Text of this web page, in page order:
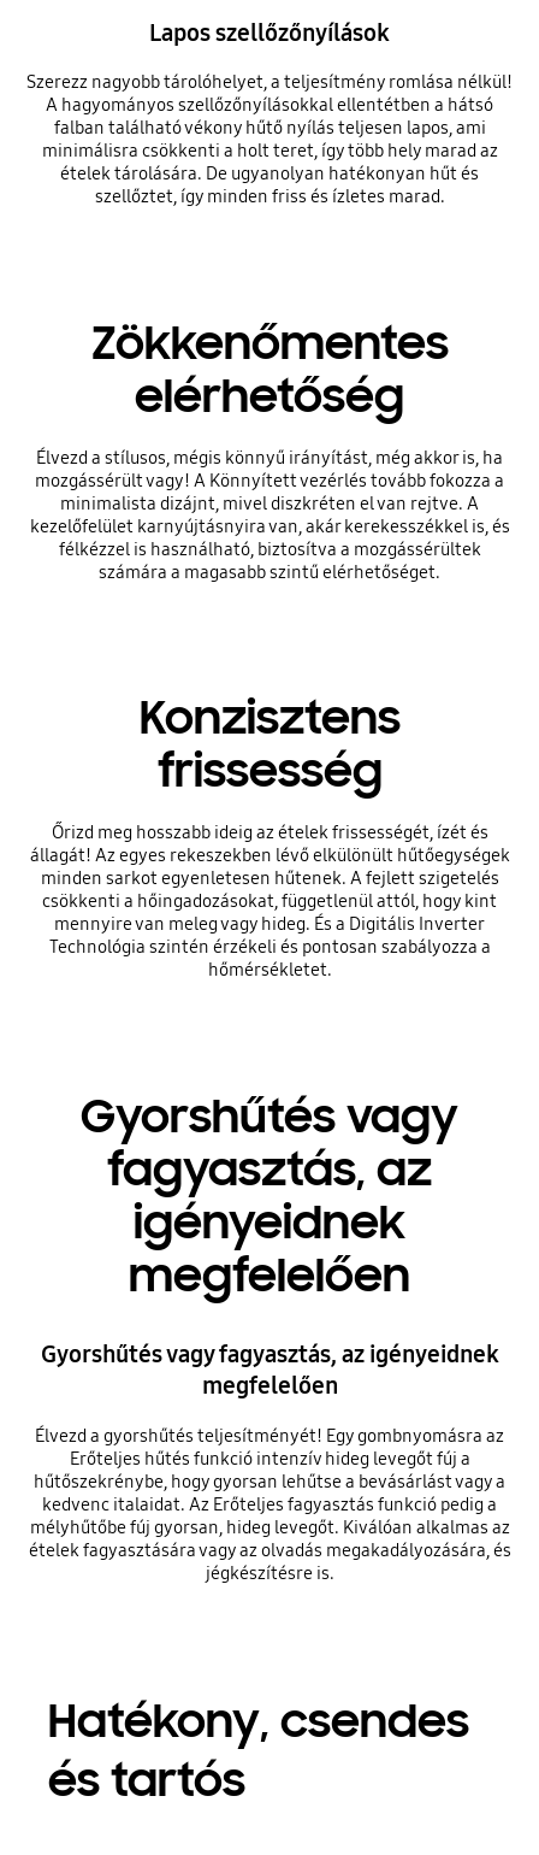
Lapos szellőzőnyílások
Szerezz nagyobb tárolóhelyet, a teljesítmény romlása nélkül!
A hagyományos szellőzőnyílásokkal ellentétben a hátsó
falban található vékony hűtő nyílás teljesen lapos, ami
minimálisra csökkenti a holt teret, így több hely marad az
ételek tárolására. De ugyanolyan hatékonyan hűt és
szellőztet, így minden friss és ízletes marad.
Zökkenőmentes
elérhetőség
Élvezd a stílusos, mégis könnyű irányítást, még akkor is, ha
mozgássérült vagy! A Könnyített vezérlés tovább fokozza a
minimalista dizájnt, mivel diszkréten el van rejtve. A
kezelőfelület karnyújtásnyira van, akár kerekesszékkel is, és
félkézzel is használható, biztosítva a mozgássérültek
számára a magasabb szintű elérhetőséget.
Konzisztens
frissesség
Őrizd meg hosszabb ideig az ételek frissességét, ízét és
állagát! Az egyes rekeszekben lévő elkülönült hűtőegységek
minden sarkot egyenletesen hűtenek. A fejlett szigetelés
csökkenti a hőingadozásokat, függetlenül attól, hogy kint
mennyire van meleg vagy hideg. És a Digitális Inverter
Technológia szintén érzékeli és pontosan szabályozza a
hőmérsékletet.
Gyorshűtés vagy
fagyasztás, az
igényeidnek
megfelelően
Gyorshűtés vagy fagyasztás, az igényeidnek
megfelelően
Élvezd a gyorshűtés teljesítményét! Egy gombnyomásra az
Erőteljes hűtés funkció intenzív hideg levegőt fúj a
hűtőszekrénybe, hogy gyorsan lehűtse a bevásárlást vagy a
kedvenc italaidat. Az Erőteljes fagyasztás funkció pedig a
mélyhűtőbe fúj gyorsan, hideg levegőt. Kiválóan alkalmas az
ételek fagyasztására vagy az olvadás megakadályozására, és
jégkészítésre is.
Hatékony, csendes
és tartós